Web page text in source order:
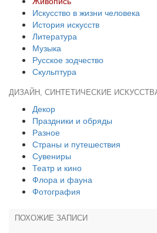
Искусство в жизни человека
История искусств
Литература
Музыка
Русское зодчество
Скульптура
ДИЗАЙН, СИНТЕТИЧЕСКИЕ
Декор
Праздники и обряды
Разное
Страны и путешествия
Сувениры
Театр и кино
Флора и фауна
Фотография
ПОХОЖИЕ ЗАПИСИ